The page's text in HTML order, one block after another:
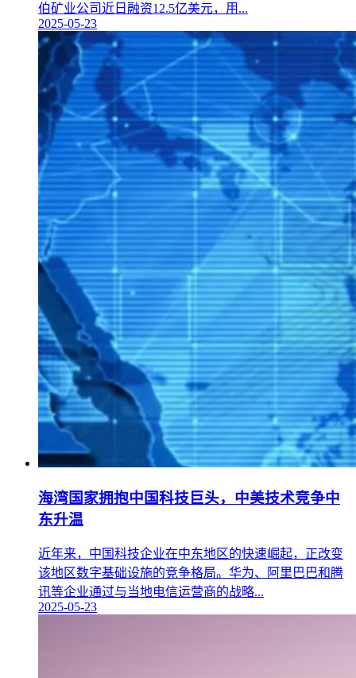
伯矿业公司近日融资12.5亿美元，用...
2025-05-23
海湾国家拥抱中国科技巨头，中美技术竞争中
东升温
近年来，中国科技企业在中东地区的快速崛起，正改变
该地区数字基础设施的竞争格局。华为、阿里巴巴和腾
讯等企业通过与当地电信运营商的战略...
2025-05-23